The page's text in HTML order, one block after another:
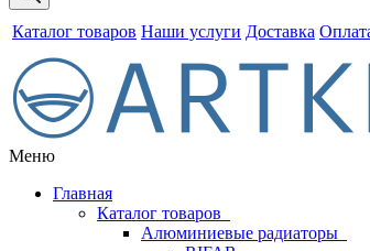
Каталог товаров Наши услуги Доставка
Меню
Главная
Каталог товаров
Алюминиевые радиаторы